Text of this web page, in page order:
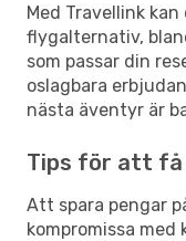
Med Travellink
flygalternativ,
som passar din
oslagbara
nästa äventyr är
Tips för att få
Att spara pengar
kompromissa